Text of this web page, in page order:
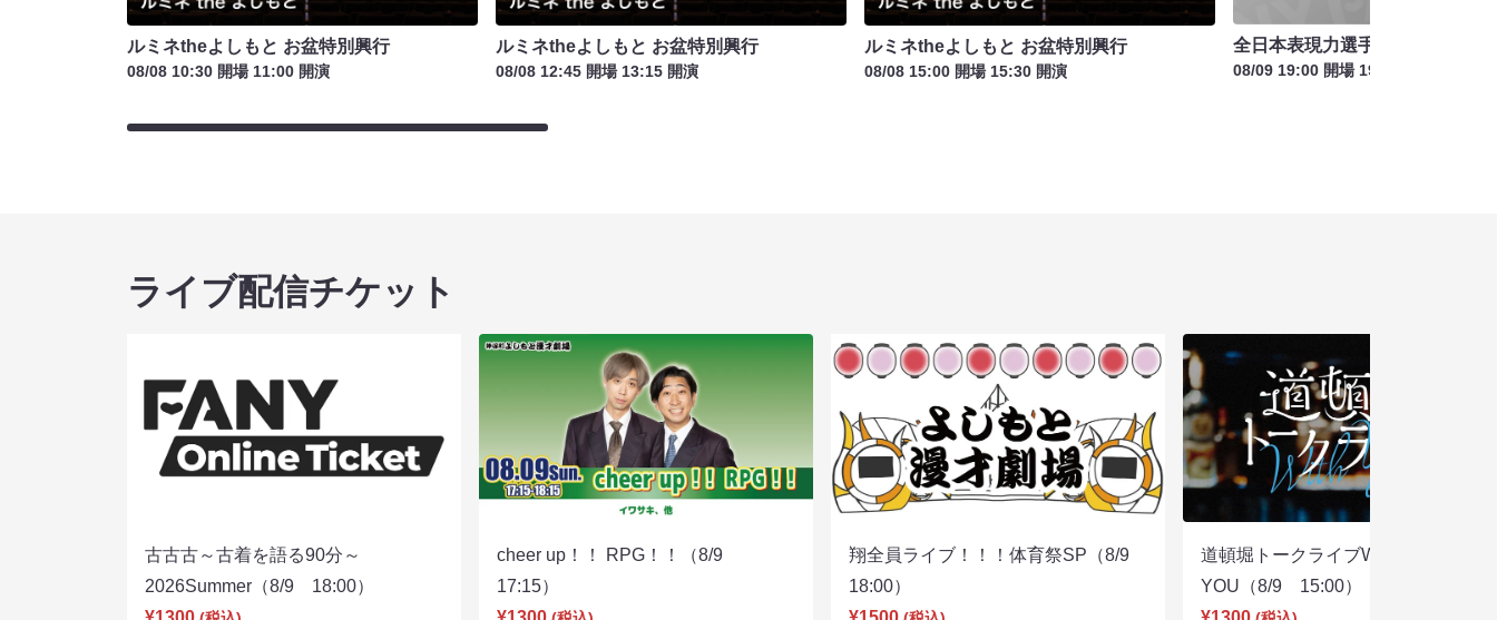
ルミネtheよしもと お盆特別興行
08/08 10:30 開場 11:00 開演
ルミネtheよしもと お盆特別興行
08/08 12:45 開場 13:15 開演
ルミネtheよしもと お盆特別興行
08/08 15:00 開場 15:30 開演
全日本表現力選手権 ～TTホール
08/09 19:00 開場 19:30 開演
ライブ配信チケット
古古古～古着を語る90分～
2026Summer（8/9 18:00）
cheer up！！ RPG！！（8/9
17:15）
翔全員ライブ！！！体育祭SP（8/9
18:00）
道頓堀トークライブWITH
YOU（8/9 15:00）